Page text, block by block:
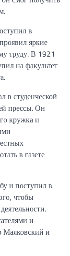
в
яркие
труду. В 1921
на факультет
в студенческой
прессы. Он
кружка и
в газете
и поступил в
чтобы
и
Маяковский и